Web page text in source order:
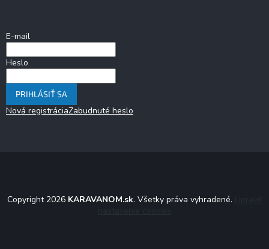
E-mail
Heslo
PRIHLÁSIŤ SA
Nová registráciaZabudnuté heslo
Copyright 2026 KARAVANOM.sk. Všetky práva vyhradené.